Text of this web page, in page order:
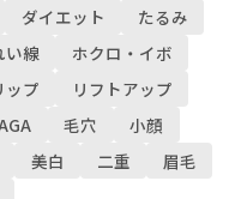
ダイエット
たるみ
い線
ホクロ・イボ
ップ
リフトアップ
毛穴
小顔
美白 二重
眉毛